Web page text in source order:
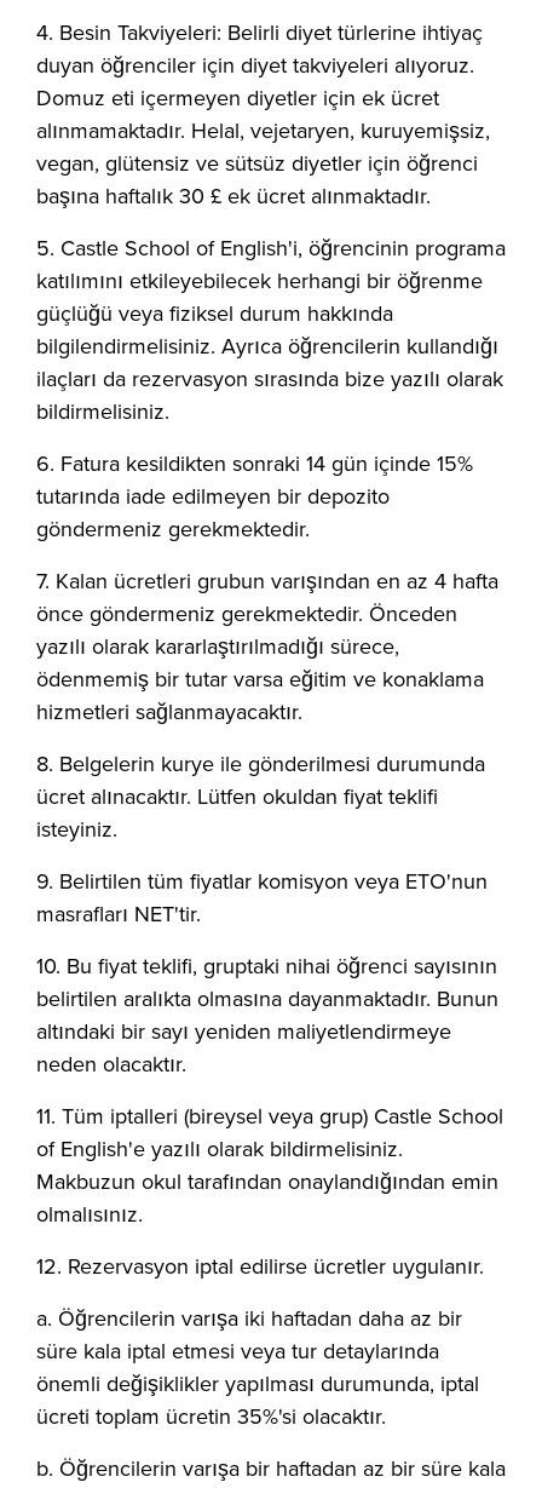
4. Besin Takviyeleri: Belirli diyet türlerine ihtiyaç
duyan öğrenciler için diyet takviyeleri alıyoruz.
Domuz eti içermeyen diyetler için ek ücret
alınmamaktadır. Helal, vejetaryen, kuruyemişsiz,
vegan, glütensiz ve sütsüz diyetler için öğrenci
başına haftalık 30 £ ek ücret alınmaktadır.
5. Castle School of English'i, öğrencinin programa
katılımını etkileyebilecek herhangi bir öğrenme
güçlüğü veya fiziksel durum hakkında
bilgilendirmelisiniz. Ayrıca öğrencilerin kullandığı
ilaçları da rezervasyon sırasında bize yazılı olarak
bildirmelisiniz.
6. Fatura kesildikten sonraki 14 gün içinde 15%
tutarında iade edilmeyen bir depozito
göndermeniz gerekmektedir.
7. Kalan ücretleri grubun varışından en az 4 hafta
önce göndermeniz gerekmektedir. Önceden
yazılı olarak kararlaştırılmadığı sürece,
ödenmemiş bir tutar varsa eğitim ve konaklama
hizmetleri sağlanmayacaktır.
8. Belgelerin kurye ile gönderilmesi durumunda
ücret alınacaktır. Lütfen okuldan fiyat teklifi
isteyiniz.
9. Belirtilen tüm fiyatlar komisyon veya ETO'nun
masrafları NET'tir.
10. Bu fiyat teklifi, gruptaki nihai öğrenci sayısının
belirtilen aralıkta olmasına dayanmaktadır. Bunun
altındaki bir sayı yeniden maliyetlendirmeye
neden olacaktır.
11. Tüm iptalleri (bireysel veya grup) Castle School
of English'e yazılı olarak bildirmelisiniz.
Makbuzun okul tarafından onaylandığından emin
olmalısınız.
12. Rezervasyon iptal edilirse ücretler uygulanır.
a. Öğrencilerin varışa iki haftadan daha az bir
süre kala iptal etmesi veya tur detaylarında
önemli değişiklikler yapılması durumunda, iptal
ücreti toplam ücretin 35%'si olacaktır.
b. Öğrencilerin varışa bir haftadan az bir süre kala